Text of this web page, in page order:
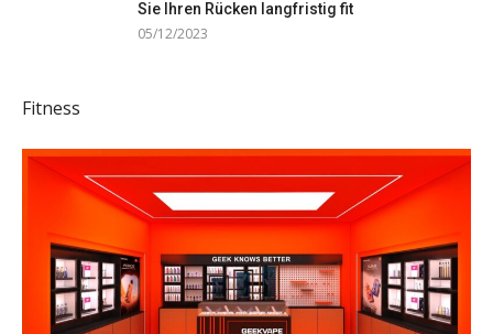
Sie Ihren Rücken langfristig fit
05/12/2023
Fitness